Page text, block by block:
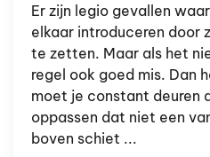
Er zijn legio gevallen
elkaar introduceren door
te zetten. Maar als het
regel ook goed mis. Dan
moet je constant deuren
oppassen dat niet een
boven schiet ...